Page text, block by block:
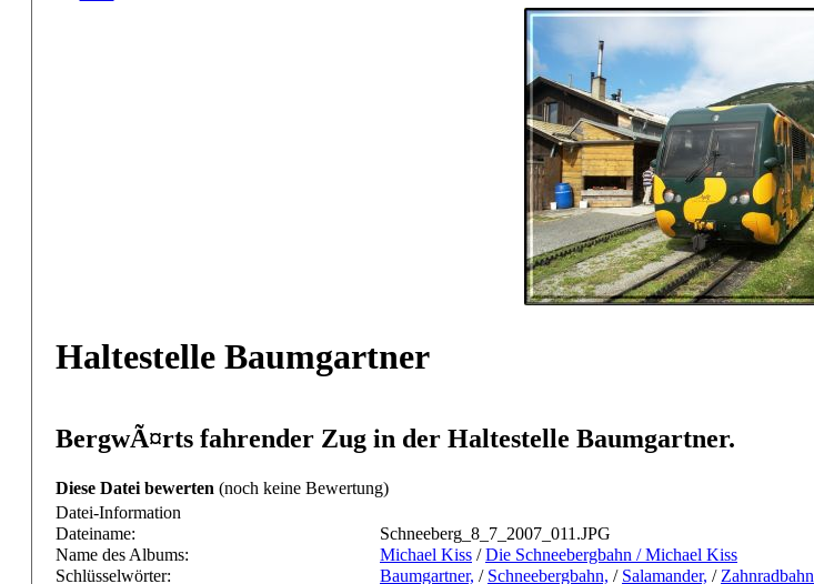
Haltestelle Baumgartner
BergwÃ¤rts fahrender Zug in der Haltestelle Baumgartner.
Diese Datei bewerten (noch keine Bewertung)
Datei-Information
Dateiname:
Schneeberg_8_7_2007_011.JPG
Name des Albums:
Michael Kiss /Die Schneebergbahn / Michael Kiss
Schlüsselwörter:
Baumgartner, / Schneebergbahn, / Salamander, / Zahnradbahn